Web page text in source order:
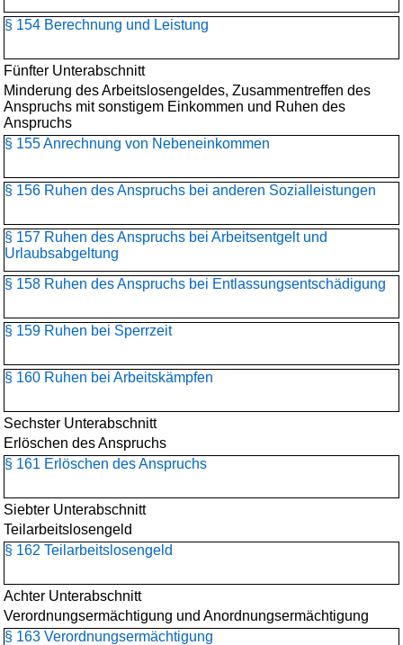
§ 154 Berechnung und Leistung
Fünfter Unterabschnitt
Minderung des Arbeitslosengeldes, Zusammentreffen des
Anspruchs mit sonstigem Einkommen und Ruhen des
Anspruchs
§ 155 Anrechnung von Nebeneinkommen
§ 156 Ruhen des Anspruchs bei anderen Sozialleistungen
§ 157 Ruhen des Anspruchs bei Arbeitsentgelt und
Urlaubsabgeltung
§ 158 Ruhen des Anspruchs bei Entlassungsentschädigung
§ 159 Ruhen bei Sperrzeit
§ 160 Ruhen bei Arbeitskämpfen
Sechster Unterabschnitt
Erlöschen des Anspruchs
§ 161 Erlöschen des Anspruchs
Siebter Unterabschnitt
Teilarbeitslosengeld
§ 162 Teilarbeitslosengeld
Achter Unterabschnitt
Verordnungsermächtigung und Anordnungsermächtigung
§ 163 Verordnungsermächtigung